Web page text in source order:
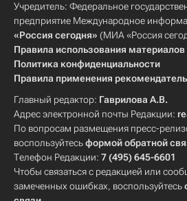
Учредитель: Федеральное
предприятие Международное
«Россия сегодня» (МИА «Россия
Правила использования материалов
Политика конфиденциальности
Правила применения
Главный редактор: Гаврилова А.В.
Адрес электронной почты Редакции:
По вопросам размещения пресс-
воспользуйтесьформой обратной
Телефон Редакции: 7 (495) 645-6601
Чтобы связаться с редакцией или
замеченных ошибках, воспользуйтесь